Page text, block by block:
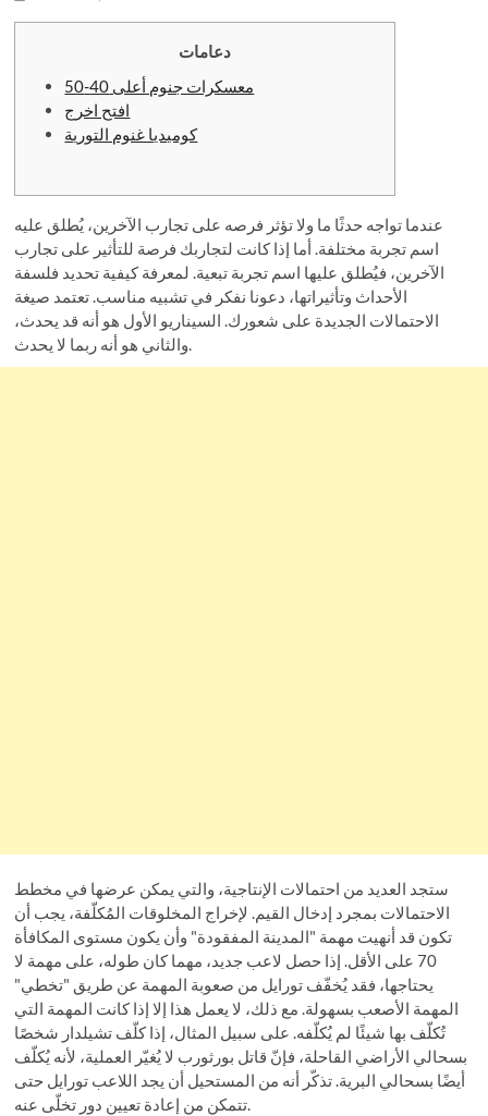
دعامات
معسكرات جنوم أعلى 40-50
افتح اخرج
كوميديا ​​​​غنوم التورية
عندما تواجه حدثًا ما ولا تؤثر فرصه على تجارب الآخرين، يُطلق عليه
اسم تجربة مختلفة. أما إذا كانت لتجاربك فرصة للتأثير على تجارب
الآخرين، فيُطلق عليها اسم تجربة تبعية. لمعرفة كيفية تحديد فلسفة
الأحداث وتأثيراتها، دعونا نفكر في تشبيه مناسب. تعتمد صيغة
الاحتمالات الجديدة على شعورك. السيناريو الأول هو أنه قد يحدث،
والثاني هو أنه ربما لا يحدث.
ستجد العديد من احتمالات الإنتاجية، والتي يمكن عرضها في مخطط
الاحتمالات بمجرد إدخال القيم. لإخراج المخلوقات المُكلّفة، يجب أن
تكون قد أنهيت مهمة "المدينة المفقودة" وأن يكون مستوى المكافأة
70 على الأقل. إذا حصل لاعب جديد، مهما كان طوله، على مهمة لا
يحتاجها، فقد يُخفّف تورايل من صعوبة المهمة عن طريق "تخطي"
المهمة الأصعب بسهولة. مع ذلك، لا يعمل هذا إلا إذا كانت المهمة التي
تُكلّف بها شيئًا لم يُكلّفه. على سبيل المثال، إذا كلّف تشيلدار شخصًا
بسحالي الأراضي القاحلة، فإنّ قاتل بورثورب لا يُغيّر العملية، لأنه يُكلّف
أيضًا بسحالي البرية. تذكّر أنه من المستحيل أن يجد اللاعب تورايل حتى
تتمكن من إعادة تعيين دور تخلّى عنه.